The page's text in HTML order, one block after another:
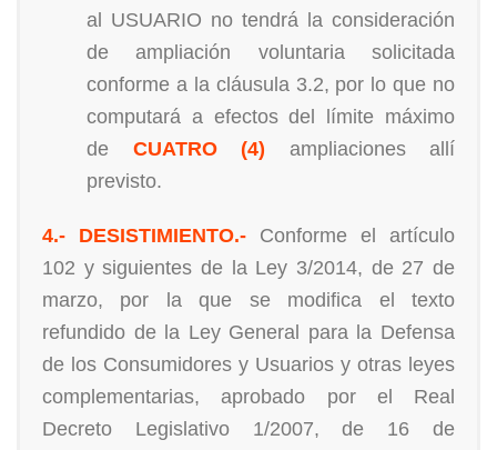
al USUARIO no tendrá la consideración
de ampliación voluntaria solicitada
conforme a la cláusula 3.2, por lo que no
computará a efectos del límite máximo
de CUATRO (4) ampliaciones allí
previsto.
4.- DESISTIMIENTO.- Conforme el artículo
102 y siguientes de la Ley 3/2014, de 27 de
marzo, por la que se modifica el texto
refundido de la Ley General para la Defensa
de los Consumidores y Usuarios y otras leyes
complementarias, aprobado por el Real
Decreto Legislativo 1/2007, de 16 de